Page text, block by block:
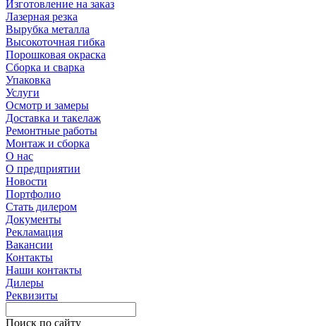
Изготовление на заказ
Лазерная резка
Вырубка металла
Высокоточная гибка
Порошковая окраска
Сборка и сварка
Упаковка
Услуги
Осмотр и замеры
Доставка и такелаж
Ремонтные работы
Монтаж и сборка
О нас
О предприятии
Новости
Портфолио
Стать дилером
Документы
Рекламация
Вакансии
Контакты
Наши контакты
Дилеры
Реквизиты
Поиск по сайту